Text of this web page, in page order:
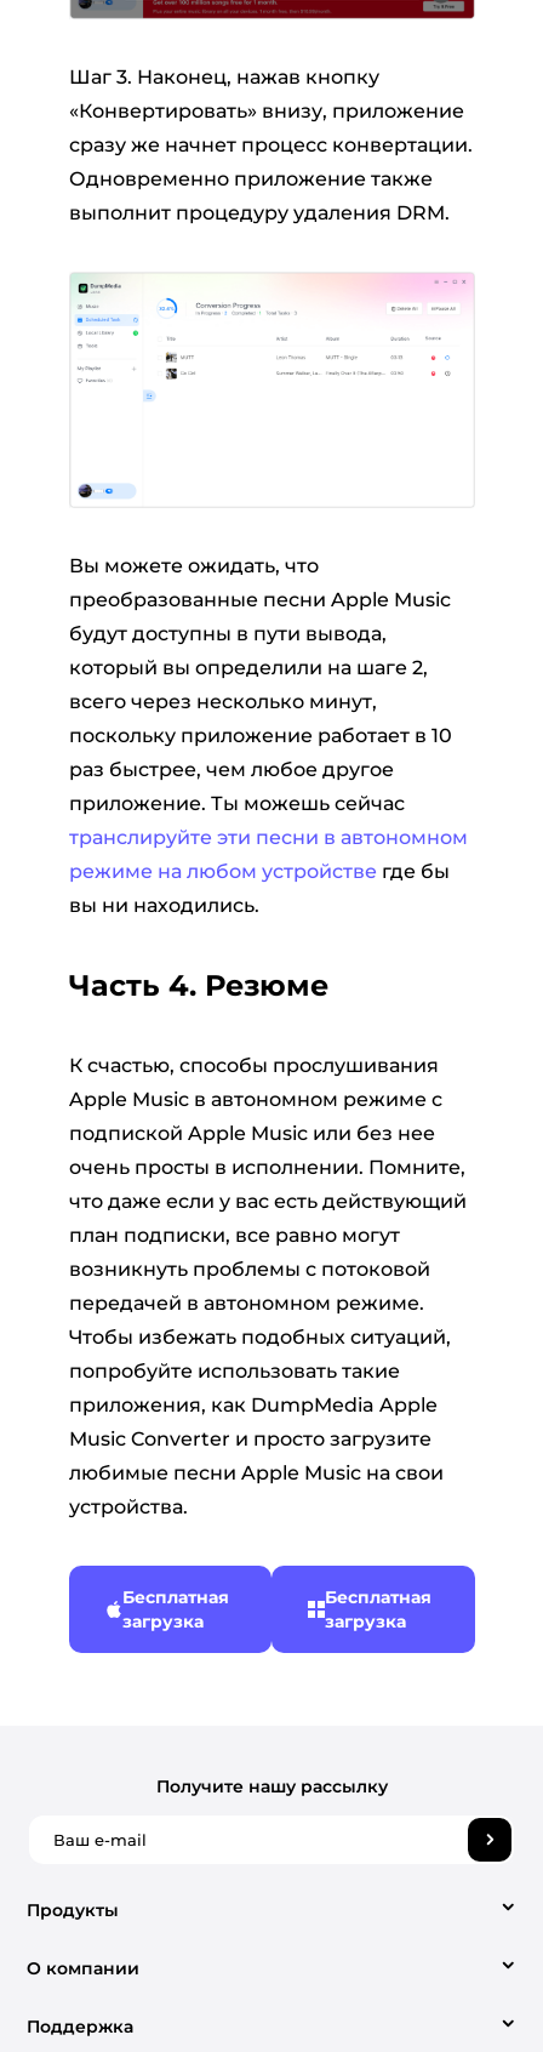
Шаг 3. Наконец, нажав кнопку
«Конвертировать» внизу, приложение
сразу же начнет процесс конвертации.
Одновременно приложение также
выполнит процедуру удаления DRM.
Вы можете ожидать, что
преобразованные песни Apple Music
будут доступны в пути вывода,
который вы определили на шаге 2,
всего через несколько минут,
поскольку приложение работает в 10
раз быстрее, чем любое другое
приложение. Ты можешь сейчас
транслируйте эти песни в автономном
режиме на любом устройстве где бы
вы ни находились.
Часть 4. Резюме
К счастью, способы прослушивания
Apple Music в автономном режиме с
подпиской Apple Music или без нее
очень просты в исполнении. Помните,
что даже если у вас есть действующий
план подписки, все равно могут
возникнуть проблемы с потоковой
передачей в автономном режиме.
Чтобы избежать подобных ситуаций,
попробуйте использовать такие
приложения, как DumpMedia Apple
Music Converter и просто загрузите
любимые песни Apple Music на свои
устройства.
Бесплатная
загрузка
Бесплатная
загрузка
Продукты
Поддержка
O компании
О нас
Получите нашу рассылку